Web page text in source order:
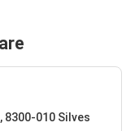
8300-010 Silves